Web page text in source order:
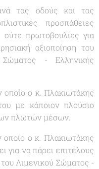
τας οδούς και τας
προσπάθειες
ούτε πρωτοβουλίες για
αξιοποίηση του
- Ελληνικής
οποίο ο κ. Πλακιωτάκης
με κάποιον πλούσιο
πλωτών μέσων.
οποίο ο κ. Πλακιωτάκης
για να πάρει επιτέλους
Λιμενικού Σώματος -